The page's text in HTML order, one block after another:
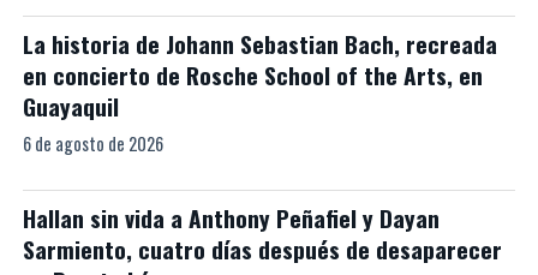
La historia de Johann Sebastian Bach, recreada
en concierto de Rosche School of the Arts, en
Guayaquil
6 de agosto de 2026
Hallan sin vida a Anthony Peñafiel y Dayan
Sarmiento, cuatro días después de desaparecer
en Puerto López